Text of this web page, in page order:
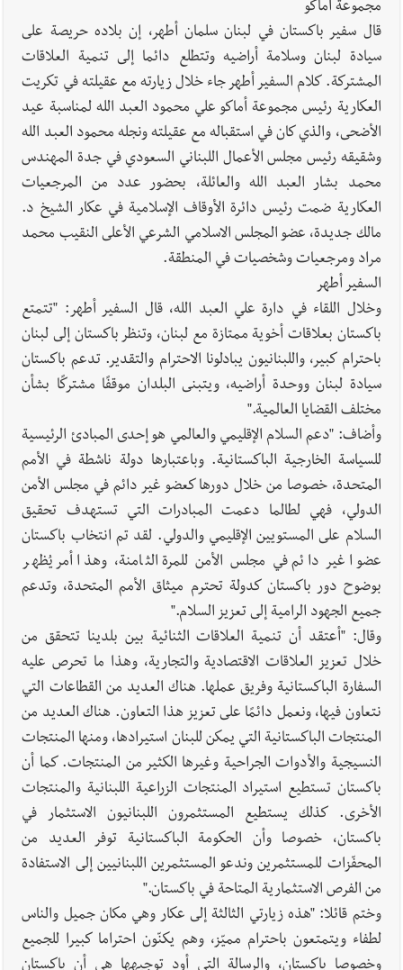
تكريمية في مركز معروف سعد الثقافي برعاية شركة الروان
مجموعة أماكو
قال سفير باكستان في لبنان سلمان أطهر، إن بلاده حريصة على
سيادة لبنان وسلامة أراضيه وتتطلع دائما إلى تنمية العلاقات
المشتركة. كلام السفير أطهر جاء خلال زيارته مع عقيلته في تكريت
العكارية رئيس مجموعة أماكو علي محمود العبد الله لمناسبة عيد
الأضحى، والذي كان في استقباله مع عقيلته ونجله محمود العبد الله
وشقيقه رئيس مجلس الأعمال اللبناني السعودي في جدة المهندس
محمد بشار العبد الله والعائلة، بحضور عدد من المرجعيات
العكارية ضمت رئيس دائرة الأوقاف الإسلامية في عكار الشيخ د.
مالك جديدة، عضو المجلس الاسلامي الشرعي الأعلى النقيب محمد
مراد ومرجعيات وشخصيات في المنطقة.
السفير أطهر
وخلال اللقاء في دارة علي العبد الله، قال السفير أطهر: "تتمتع
باكستان بعلاقات أخوية ممتازة مع لبنان، وتنظر باكستان إلى لبنان
باحترام كبير، واللبنانيون يبادلونا الاحترام والتقدير. تدعم باكستان
سيادة لبنان ووحدة أراضيه، ويتبنى البلدان موقفًا مشتركًا بشأن
مختلف القضايا العالمية."
وأضاف: "دعم السلام الإقليمي والعالمي هو إحدى المبادئ الرئيسية
للسياسة الخارجية الباكستانية. وباعتبارها دولة ناشطة في الأمم
المتحدة، خصوصا من خلال دورها كعضو غير دائم في مجلس الأمن
الدولي، فهي لطالما دعمت المبادرات التي تستهدف تحقيق
السلام على المستويين الإقليمي والدولي. لقد تم انتخاب باكستان
عضوا غير دائم في مجلس الأمن للمرة الثامنة، وهذا أمر يُظهر
بوضوح دور باكستان كدولة تحترم ميثاق الأمم المتحدة، وتدعم
جميع الجهود الرامية إلى تعزيز السلام."
وقال: "أعتقد أن تنمية العلاقات الثنائية بين بلدينا تتحقق من
خلال تعزيز العلاقات الاقتصادية والتجارية، وهذا ما تحرص عليه
السفارة الباكستانية وفريق عملها. هناك العديد من القطاعات التي
نتعاون فيها، ونعمل دائمًا على تعزيز هذا التعاون. هناك العديد من
المنتجات الباكستانية التي يمكن للبنان استيرادها، ومنها المنتجات
النسيجية والأدوات الجراحية وغيرها الكثير من المنتجات. كما أن
باكستان تستطيع استيراد المنتجات الزراعية اللبنانية والمنتجات
الأخرى. كذلك يستطيع المستثمرون اللبنانيون الاستثمار في
باكستان، خصوصا وأن الحكومة الباكستانية توفر العديد من
المحفّزات للمستثمرين وندعو المستثمرين اللبنانيين إلى الاستفادة
من الفرص الاستثمارية المتاحة في باكستان."
وختم قائلا: "هذه زيارتي الثالثة إلى عكار وهي مكان جميل والناس
لطفاء ويتمتعون باحترام مميّز، وهم يكنّون احتراما كبيرا للجميع